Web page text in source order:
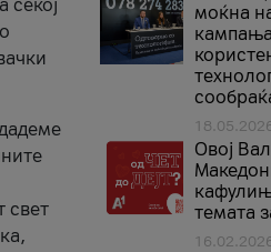
секој
свет
моќна
Овој
темата